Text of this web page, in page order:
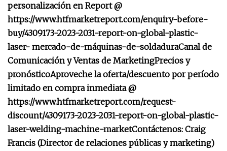
personalización en Report @
https://www.htfmarketreport.com/enquiry-before-
buy/4309173-2023-2031-report-on-global-plastic-
laser- mercado-de-máquinas-de-soldaduraCanal de
Comunicación y Ventas de MarketingPrecios y
pronósticoAproveche la oferta/descuento por período
limitado en compra inmediata @
https://www.htfmarketreport.com/request-
discount/4309173-2023-2031-report-on-global-plastic-
laser-welding-machine-marketContáctenos: Craig
Francis (Director de relaciones públicas y marketing)